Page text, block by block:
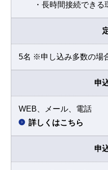
・長時間接続できる
5名 ※申し込み多数の場
申
WEB、メール、電話
詳しくはこちら
申